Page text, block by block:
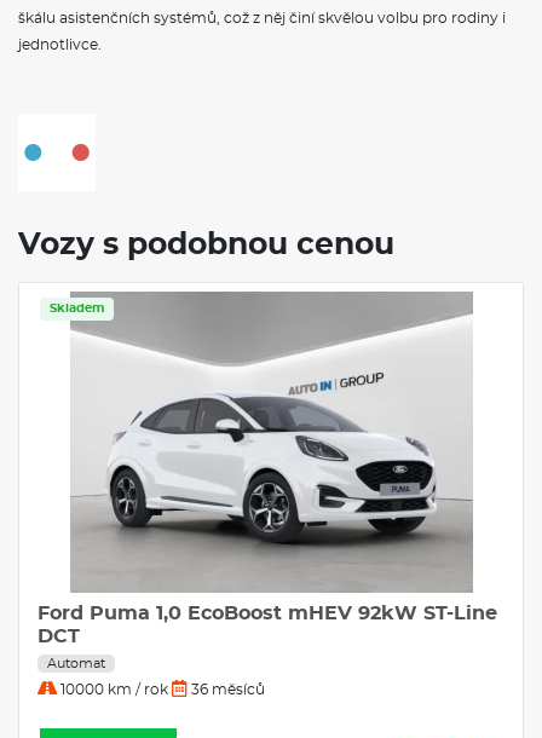
škálu asistenčních systémů, což z něj činí skvělou volbu pro rodiny i
jednotlivce.
Vozy s podobnou cenou
Skladem
Ford Puma 1,0 EcoBoost mHEV 92kW ST-Line
DCT
Automat
10000 km / rok 36 měsíců